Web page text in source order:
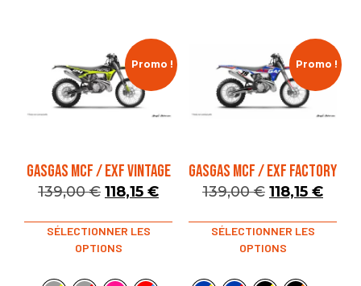
Promo !
GASGAS MCF / EXF VINTAGE
139,00€ 118,15 €
SÉLECTIONNER LES
OPTIONS
Promo !
GASGAS MCF / EXF FACTORY
139,00€ 118,15 €
SÉLECTIONNER LES
OPTIONS